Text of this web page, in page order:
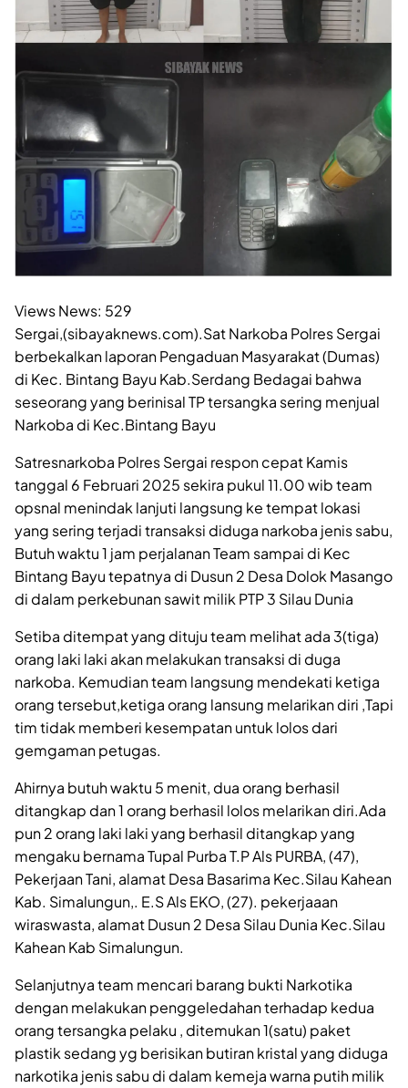
Views News: 529
Sergai,(sibayaknews.com).Sat Narkoba Polres Sergai
berbekalkan laporan Pengaduan Masyarakat (Dumas)
di Kec. Bintang Bayu Kab.Serdang Bedagai bahwa
seseorang yang berinisal TP tersangka sering menjual
Narkoba di Kec.Bintang Bayu
Satresnarkoba Polres Sergai respon cepat Kamis
tanggal 6 Februari 2025 sekira pukul 11.00 wib team
opsnal menindak lanjuti langsung ke tempat lokasi
yang sering terjadi transaksi diduga narkoba jenis sabu,
Butuh waktu 1 jam perjalanan Team sampai di Kec
Bintang Bayu tepatnya di Dusun 2 Desa Dolok Masango
di dalam perkebunan sawit milik PTP 3 Silau Dunia
Setiba ditempat yang dituju team melihat ada 3(tiga)
orang laki laki akan melakukan transaksi di duga
narkoba. Kemudian team langsung mendekati ketiga
orang tersebut,ketiga orang lansung melarikan diri ,Tapi
tim tidak memberi kesempatan untuk lolos dari
gemgaman petugas.
Ahirnya butuh waktu 5 menit, dua orang berhasil
ditangkap dan 1 orang berhasil lolos melarikan diri.Ada
pun 2 orang laki laki yang berhasil ditangkap yang
mengaku bernama Tupal Purba T.P Als PURBA, (47),
Pekerjaan Tani, alamat Desa Basarima Kec.Silau Kahean
Kab. Simalungun,. E.S Als EKO, (27). pekerjaaan
wiraswasta, alamat Dusun 2 Desa Silau Dunia Kec.Silau
Kahean Kab Simalungun.
Selanjutnya team mencari barang bukti Narkotika
dengan melakukan penggeledahan terhadap kedua
orang tersangka pelaku , ditemukan 1(satu) paket
plastik sedang yg berisikan butiran kristal yang diduga
narkotika jenis sabu di dalam kemeja warna putih milik